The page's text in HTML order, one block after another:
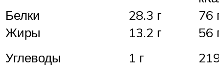
Белки
28.3 г
76
Жиры
13.2 г
56
Углеводы
1 г